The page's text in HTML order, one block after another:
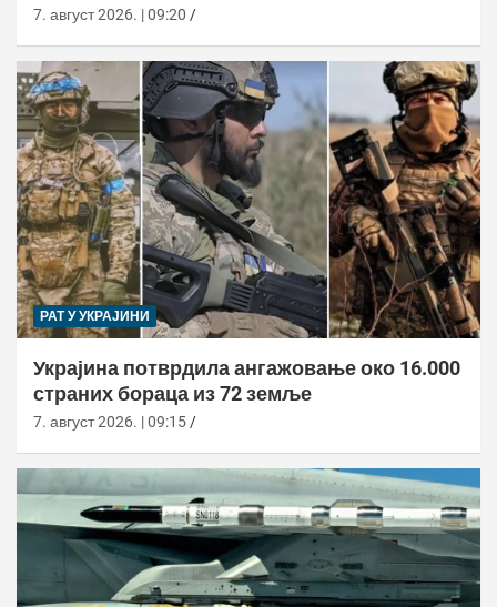
7. август 2026. | 09:20
РАТ У УКРАЈИНИ
Украјина потврдила ангажовање око 16.000
страних бораца из 72 земље
7. август 2026. | 09:15